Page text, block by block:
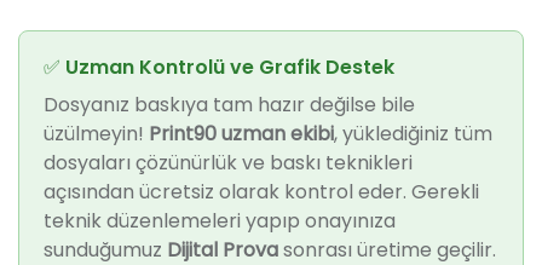
✅ Uzman Kontrolü ve Grafik Destek
Dosyanız baskıya tam hazır değilse bile
üzülmeyin! Print90 uzman ekibi, yüklediğiniz tüm
dosyaları çözünürlük ve baskı teknikleri
açısından ücretsiz olarak kontrol eder. Gerekli
teknik düzenlemeleri yapıp onayınıza
sunduğumuz Dijital Provasonrası üretime geçilir.